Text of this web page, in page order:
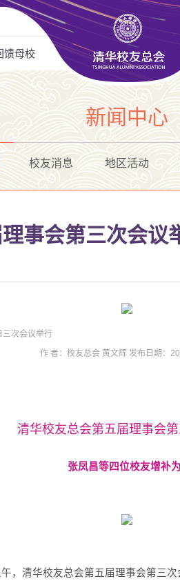
馈母校
新闻中心
校友消息 地区活动
事会第三次会议
三次会议举行
作 者：校友总会 黄文辉 发布日期：
清华校友总会第五届理事会
张凤昌等四位校友增补
午，清华校友总会第五届理事会第三